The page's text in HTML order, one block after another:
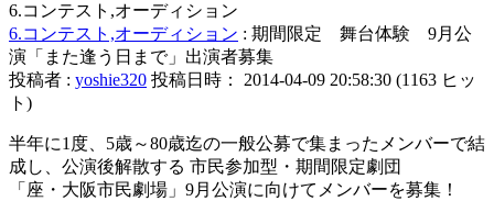
6.コンテスト,オーディション
6.コンテスト,オーディション : 期間限定 舞台体験 9月公
演「また逢う日まで」出演者募集
投稿者 : yoshie320 投稿日時： 2014-04-09 20:58:30 (1163 ヒッ
ト )
半年に1度、5歳～80歳迄の一般公募で集まったメンバーで結
成し、公演後解散する 市民参加型・期間限定劇団
「座・大阪市民劇場」9月公演に向けてメンバーを募集！